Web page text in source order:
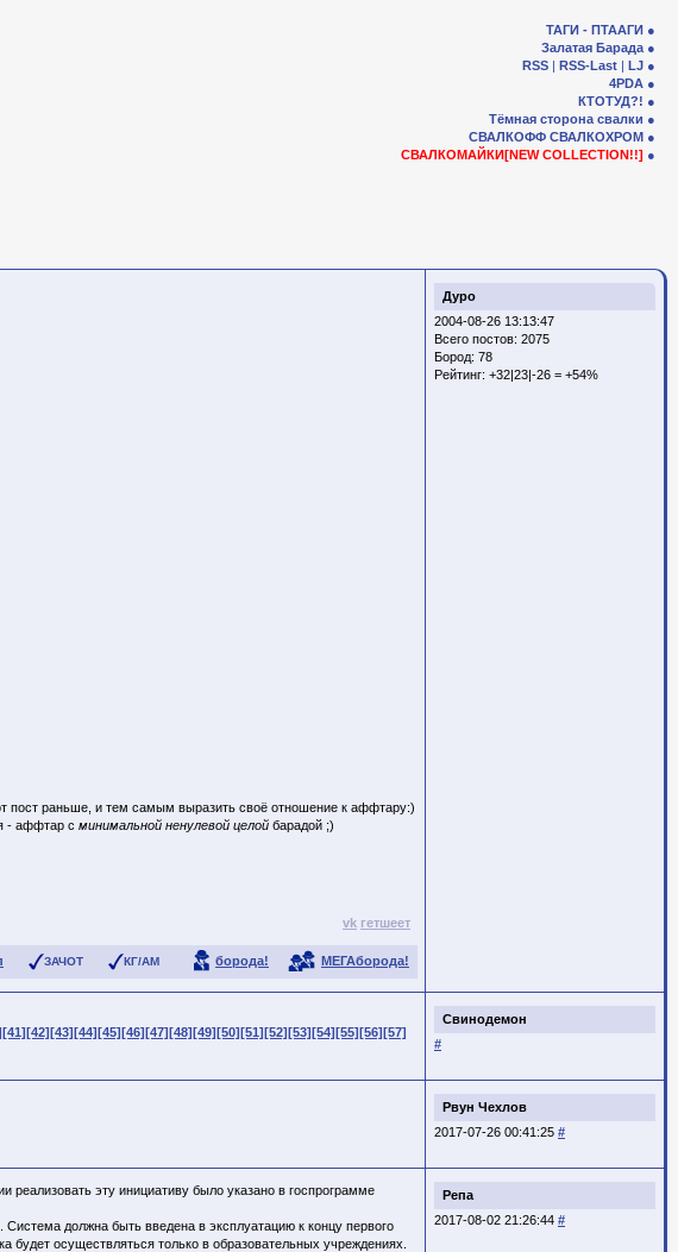
ТАГИ - ПТААГИ
Залатая Барада
RSS | RSS-Last | LJ
4PDA
КТОТУД?!
Тёмная сторона свалки
СВАЛКОФФ СВАЛКОХРОМ
СВАЛКОМАЙКИ[NEW COLLECTION!!]
Дуро
2004-08-26 13:13:47
Всего постов: 2075
Бород: 78
Рейтинг: +32|23|-26 = +54%
пост раньше, и тем самым выразить своё отношение к аффтару:)
- аффтар с минимальной ненулевой целой барадой ;)
vk гетшеет
ЗАЧОТ КГ/АМ борода! МЕГАборода!
Свинодемон
#
[41][42][43][44][45][46][47][48][49][50][51][52][53][54][55][56][57]
Рвун Чехлов
2017-07-26 00:41:25 #
Репа
2017-08-02 21:26:44 #
реализовать эту инициативу было указано в госпрограмме
должна быть введена в эксплуатацию к концу первого
осуществляться только в образовательных учреждениях.